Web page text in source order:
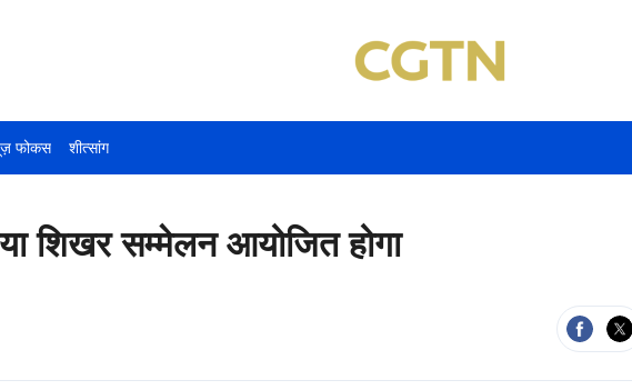
फोकस शीत्सांग
शिखर सम्मेलन आयोजित होगा